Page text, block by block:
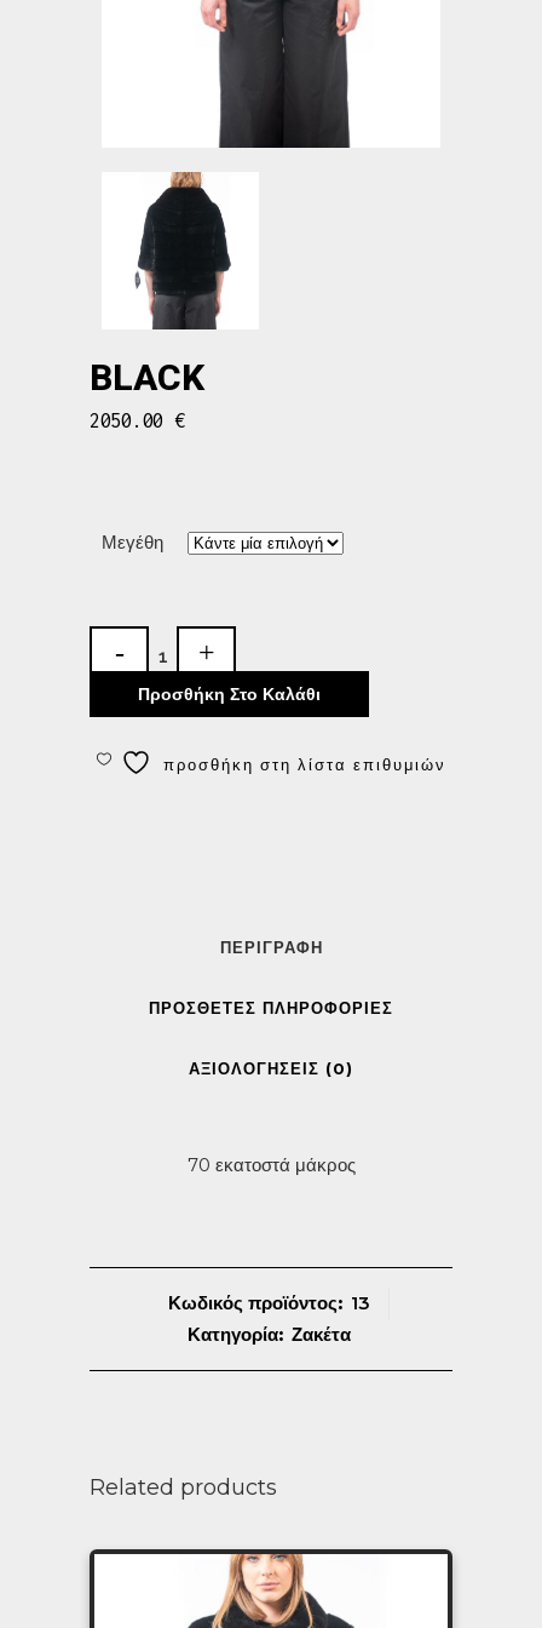
BLACK
2050.00 €
Μεγέθη
Προσθήκη Στο Καλάθι
προσθήκη στη λίστα επιθυμιών
ΠΕΡΙΓΡΑΦΉ
ΠΡΌΣΘΕΤΕΣ ΠΛΗΡΟΦΟΡΊΕΣ
ΑΞΙΟΛΟΓΉΣΕΙΣ (0)
70 εκατοστά μάκρος
Κωδικός προϊόντος: 13
Κατηγορία: Ζακέτα
Related products